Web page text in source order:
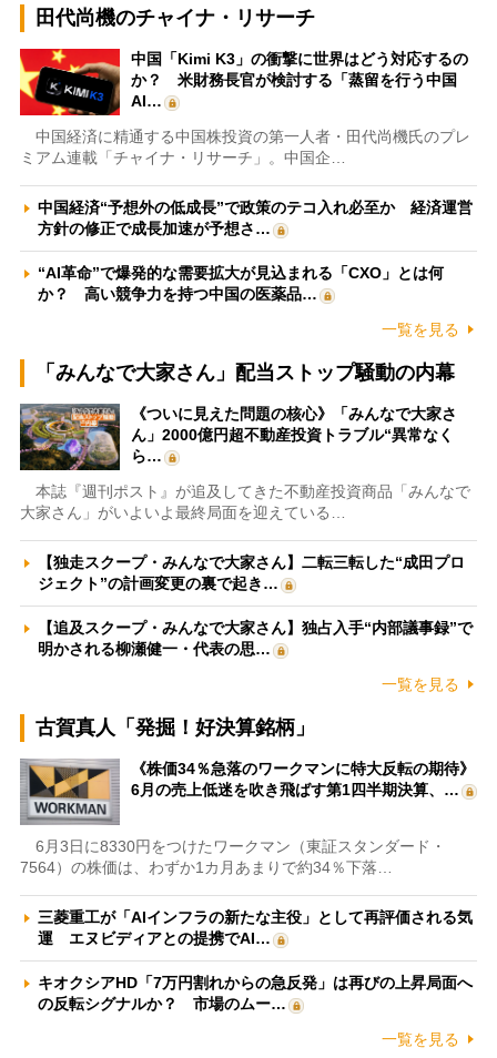
田代尚機のチャイナ・リサーチ
中国「Kimi K3」の衝撃に世界はどう対応するの
か？ 米財務長官が検討する「蒸留を行う中国
AI…
中国経済に精通する中国株投資の第一人者・田代尚機氏のプレ
ミアム連載「チャイナ・リサーチ」。中国企…
中国経済“予想外の低成長”で政策のテコ入れ必至か 経済運営
方針の修正で成長加速が予想さ…
“AI革命”で爆発的な需要拡大が見込まれる「CXO」とは何
か？ 高い競争力を持つ中国の医薬品…
一覧を見る
「みんなで大家さん」配当ストップ騒動の内幕
《ついに見えた問題の核心》「みんなで大家さ
ん」2000億円超不動産投資トラブル“異常なく
ら…
本誌『週刊ポスト』が追及してきた不動産投資商品「みんなで
大家さん」がいよいよ最終局面を迎えている…
【独走スクープ・みんなで大家さん】二転三転した“成田プロ
ジェクト”の計画変更の裏で起き…
【追及スクープ・みんなで大家さん】独占入手“内部議事録”で
明かされる柳瀬健一・代表の思…
一覧を見る
古賀真人「発掘！好決算銘柄」
《株価34％急落のワークマンに特大反転の期待》
6月の売上低迷を吹き飛ばす第1四半期決算、…
6月3日に8330円をつけたワークマン（東証スタンダード・
7564）の株価は、わずか1カ月あまりで約34％下落…
三菱重工が「AIインフラの新たな主役」として再評価される気
運 エヌビディアとの提携でAI…
キオクシアHD「7万円割れからの急反発」は再びの上昇局面へ
の反転シグナルか？ 市場のムー…
一覧を見る